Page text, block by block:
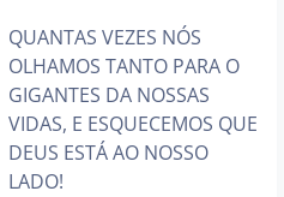
QUANTAS VEZES NÓS
OLHAMOS TANTO PARA O
GIGANTES DA NOSSAS
VIDAS, E ESQUECEMOS QUE
DEUS ESTÁ AO NOSSO
LADO!